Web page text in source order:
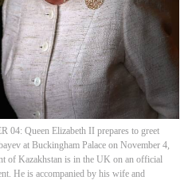
Queen Elizabeth II prepares to greet
at Buckingham Palace on November 4,
of Kazakhstan is in the UK on an official
He is accompanied by his wife and